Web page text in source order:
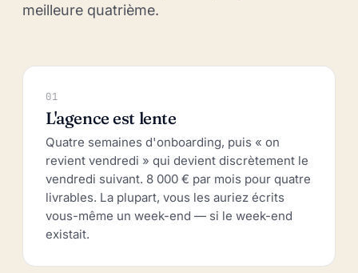
meilleure quatrième.
01
L'agence est lente
Quatre semaines d'onboarding, puis « on
revient vendredi » qui devient discrètement le
vendredi suivant. 8 000 € par mois pour quatre
livrables. La plupart, vous les auriez écrits
vous-même un week-end — si le week-end
existait.